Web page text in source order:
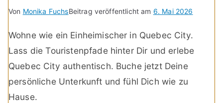
Von Monika FuchsBeitrag veröffentlicht am 6. Mai 2026
Wohne wie ein Einheimischer in Quebec City.
Lass die Touristenpfade hinter Dir und erlebe
Quebec City authentisch. Buche jetzt Deine
persönliche Unterkunft und fühl Dich wie zu
Hause.